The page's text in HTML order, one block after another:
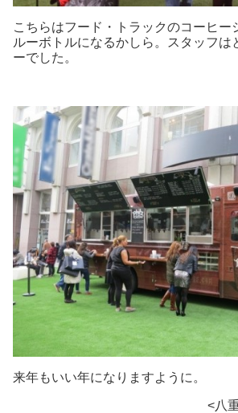
こちらはフード・トラックのコーヒー
ルーボトルになるかしら。スタッフは
ーでした。
来年もいい年になりますように。
<八